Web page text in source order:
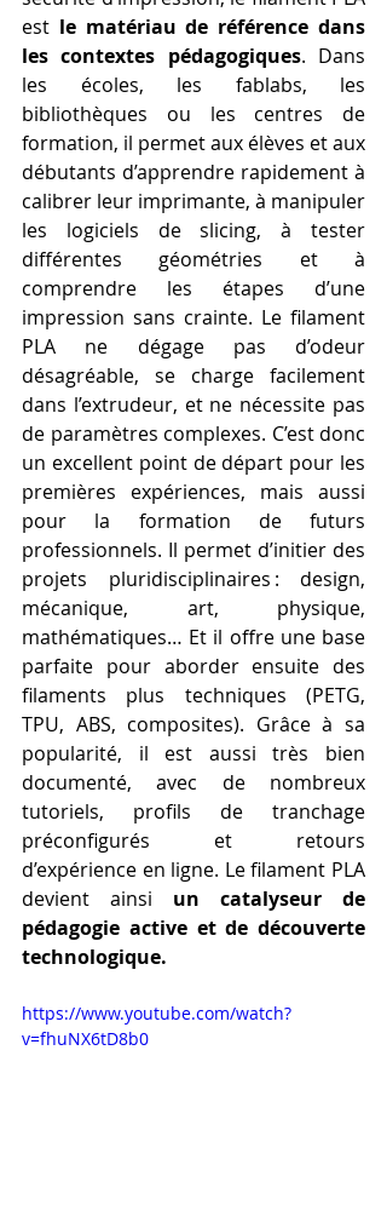
est le matériau de référence dans
les contextes pédagogiques. Dans
les écoles, les fablabs, les
bibliothèques ou les centres de
formation, il permet aux élèves et aux
débutants d’apprendre rapidement à
calibrer leur imprimante, à manipuler
les logiciels de slicing, à tester
différentes géométries et à
comprendre les étapes d’une
impression sans crainte. Le filament
PLA ne dégage pas d’odeur
désagréable, se charge facilement
dans l’extrudeur, et ne nécessite pas
de paramètres complexes. C’est donc
un excellent point de départ pour les
premières expériences, mais aussi
pour la formation de futurs
professionnels. Il permet d’initier des
projets pluridisciplinaires : design,
mécanique, art, physique,
mathématiques… Et il offre une base
parfaite pour aborder ensuite des
filaments plus techniques (PETG,
TPU, ABS, composites). Grâce à sa
popularité, il est aussi très bien
documenté, avec de nombreux
tutoriels, profils de tranchage
préconfigurés et retours
d’expérience en ligne. Le filament PLA
devient ainsi un catalyseur de
pédagogie active et de découverte
technologique.
https://www.youtube.com/watch?
v=fhuNX6tD8b0